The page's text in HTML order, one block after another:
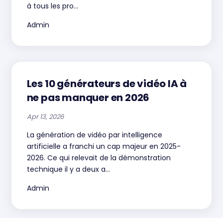
à tous les pro...
Admin
Les 10 générateurs de vidéo IA à
ne pas manquer en 2026
Apr 13, 2026
La génération de vidéo par intelligence
artificielle a franchi un cap majeur en 2025-
2026. Ce qui relevait de la démonstration
technique il y a deux a...
Admin